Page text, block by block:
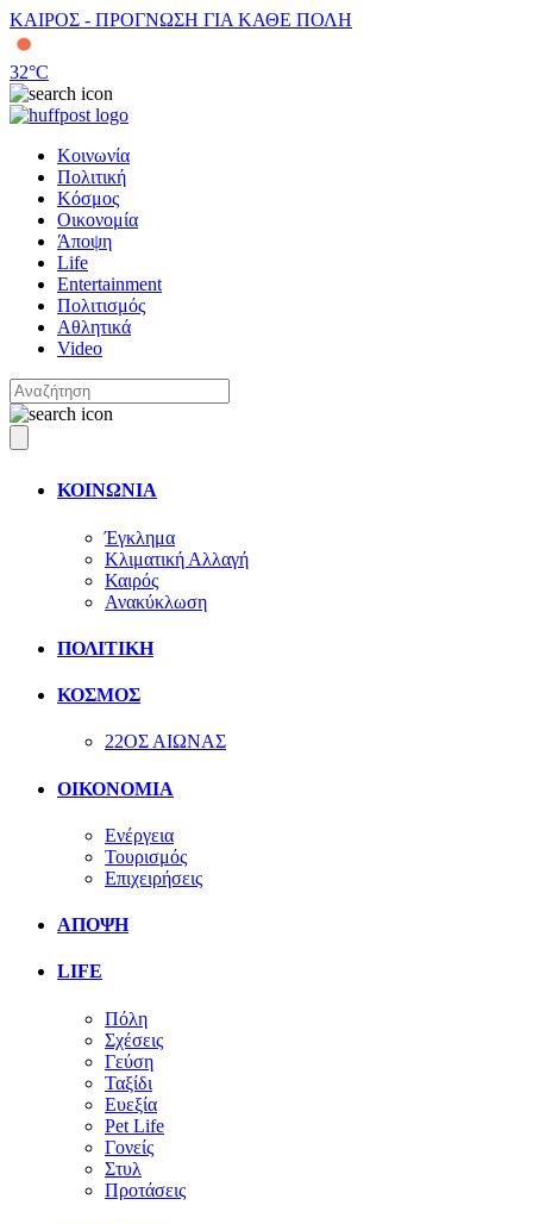
ΚΑΙΡΟΣ - ΠΡΟΓΝΩΣΗ ΓΙΑ ΚΑΘΕ ΠΟΛΗ
32°C
Κοινωνία
Πολιτική
Κόσμος
Οικονομία
Άποψη
Life
Entertainment
Πολιτισμός
Αθλητικά
Video
ΚΟΙΝΩΝΙΑ
Έγκλημα
Κλιματική Αλλαγή
Καιρός
Ανακύκλωση
ΠΟΛΙΤΙΚΗ
ΚΟΣΜΟΣ
22ΟΣ ΑΙΩΝΑΣ
ΟΙΚΟΝΟΜΙΑ
Ενέργεια
Τουρισμός
Επιχειρήσεις
ΑΠΟΨΗ
LIFE
Πόλη
Σχέσεις
Γεύση
Ταξίδι
Ευεξία
Pet Life
Γονείς
Στυλ
Προτάσεις